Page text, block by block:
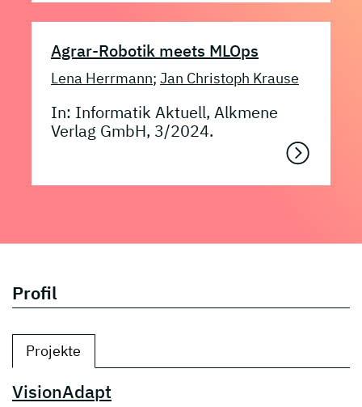
Agrar-Robotik meets MLOps
Lena Herrmann; Jan Christoph Krause
In: Informatik Aktuell, Alkmene
Verlag GmbH, 3/2024.
Profil
Projekte
VisionAdapt